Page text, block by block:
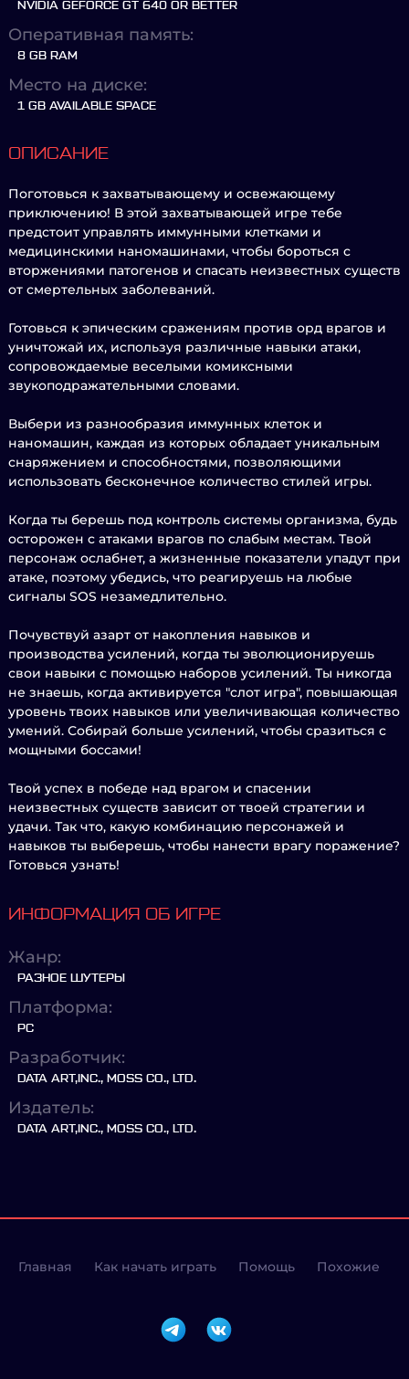
NVIDIA GEFORCE GT 640 OR BETTER
Оперативная память:
8 GB RAM
Место на диске:
1 GB AVAILABLE SPACE
ОПИСАНИЕ
Поготовься к захватывающему и освежающему
приключению! В этой захватывающей игре тебе
предстоит управлять иммунными клетками и
медицинскими наномашинами, чтобы бороться с
вторжениями патогенов и спасать неизвестных существ
от смертельных заболеваний.
Готовься к эпическим сражениям против орд врагов и
уничтожай их, используя различные навыки атаки,
сопровождаемые веселыми комиксными
звукоподражательными словами.
Выбери из разнообразия иммунных клеток и
наномашин, каждая из которых обладает уникальным
снаряжением и способностями, позволяющими
использовать бесконечное количество стилей игры.
Когда ты берешь под контроль системы организма, будь
осторожен с атаками врагов по слабым местам. Твой
персонаж ослабнет, а жизненные показатели упадут при
атаке, поэтому убедись, что реагируешь на любые
сигналы SOS незамедлительно.
Почувствуй азарт от накопления навыков и
производства усилений, когда ты эволюционируешь
свои навыки с помощью наборов усилений. Ты никогда
не знаешь, когда активируется "слот игра", повышающая
уровень твоих навыков или увеличивающая количество
умений. Собирай больше усилений, чтобы сразиться с
мощными боссами!
Твой успех в победе над врагом и спасении
неизвестных существ зависит от твоей стратегии и
удачи. Так что, какую комбинацию персонажей и
навыков ты выберешь, чтобы нанести врагу поражение?
Готовься узнать!
ИНФОРМАЦИЯ ОБ ИГРЕ
Жанр:
РАЗНОЕ ШУТЕРЫ
Платформа:
PC
Разработчик:
DATA ART,INC., MOSS CO., LTD.
Издатель:
DATA ART,INC., MOSS CO., LTD.
Главная Как начать играть Помощь Похожие